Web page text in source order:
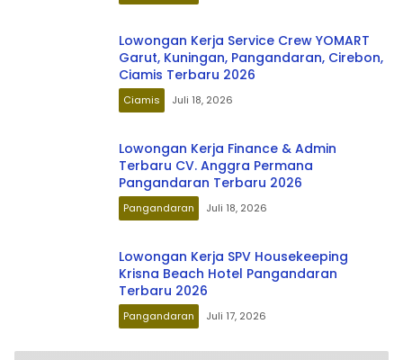
Lowongan Kerja Service Crew YOMART
Garut, Kuningan, Pangandaran, Cirebon,
Ciamis Terbaru 2026
Ciamis Juli 18, 2026
Lowongan Kerja Finance & Admin
Terbaru CV. Anggra Permana
Pangandaran Terbaru 2026
Pangandaran Juli 18, 2026
Lowongan Kerja SPV Housekeeping
Krisna Beach Hotel Pangandaran
Terbaru 2026
Pangandaran Juli 17, 2026